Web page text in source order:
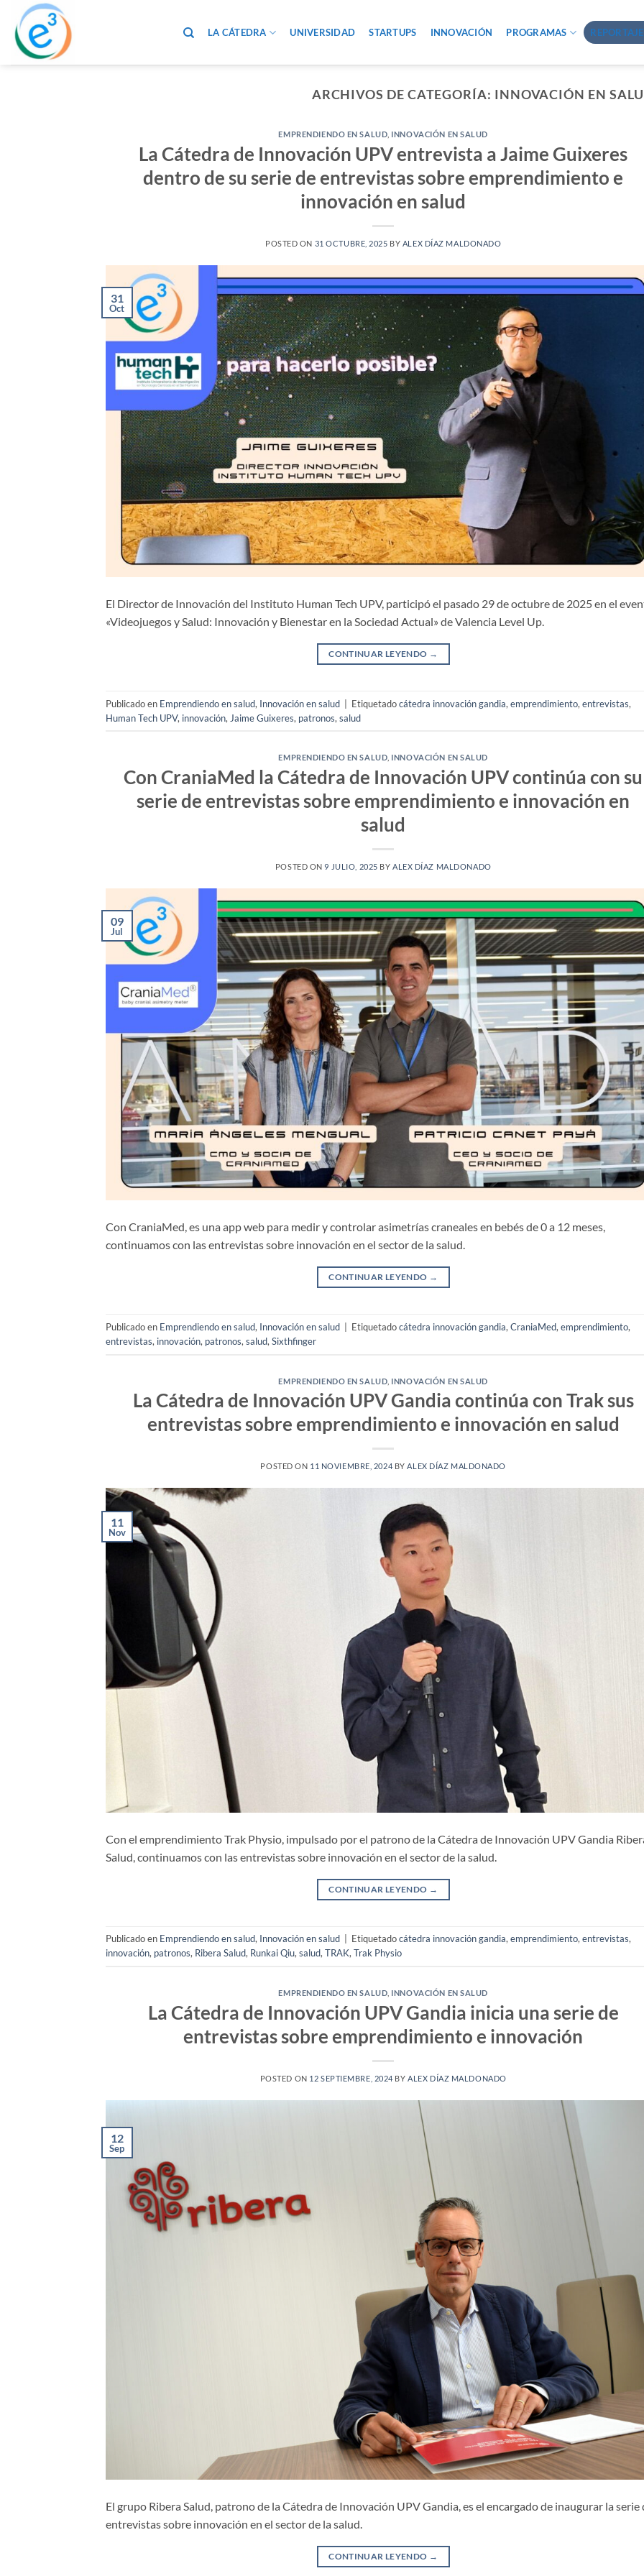
Saltar
contenido
LA CÁTEDRA UNIVERSIDAD STARTUPS INNOVACIÓN PROGRAMAS
ARCHIVOS DE CATEGORÍA: INNOVACIÓN EN
EMPRENDIENDO EN SALUD INNOVACIÓN EN SALUD
La Cátedra de Innovación UPV entrevista a Jaime Guixeres
dentro de su serie de entrevistas sobre emprendimiento e
innovación en salud
POSTED ON 31 OCTUBRE, 2025 BY ALEX DÍAZ MALDONADO
31
Oct
El Director de Innovación del Instituto Human Tech UPV, participó el pasado 29 de octubre de 2025 en el
«Videojuegos y Salud: Innovación y Bienestar en la Sociedad Actual» de Valencia Level Up.
CONTINUAR LEYENDO →
Publicado en Emprendiendo en salud, Innovación en salud Etiquetadocátedra innovación gandia, emprendimiento, entrevistas,
Human Tech UPV, innovación, Jaime Guixeres, patronos, salud
EMPRENDIENDO EN SALUD INNOVACIÓN EN SALUD
Con CraniaMed la Cátedra de Innovación UPV continúa con su
serie de entrevistas sobre emprendimiento e innovación en
salud
POSTED ON9 JULIO, 2025 BY ALEX DÍAZ MALDONADO
09
Jul
Con CraniaMed, es una app web para medir y controlar asimetrías craneales en bebés de 0 a 12 meses,
continuamos con las entrevistas sobre innovación en el sector de la salud.
CONTINUAR LEYENDO →
Publicado en Emprendiendo en salud, Innovación en salud Etiquetadocátedra innovación gandia, CraniaMed, emprendimiento,
entrevistas, innovación, patronos, salud, Sixthfinger
EMPRENDIENDO EN SALUD INNOVACIÓN EN SALUD
La Cátedra de Innovación UPV Gandia continúa con Trak sus
entrevistas sobre emprendimiento e innovación en salud
POSTED ON 11 NOVIEMBRE, 2024 BYALEX DÍAZ MALDONADO
11
Nov
Con el emprendimiento Trak Physio, impulsado por el patrono de la Cátedra de Innovación UPV Gandia
Salud, continuamos con las entrevistas sobre innovación en el sector de la salud.
CONTINUAR LEYENDO →
Publicado en Emprendiendo en salud, Innovación en salud Etiquetadocátedra innovación gandia,emprendimiento,entrevistas,
innovación, patronos, Ribera Salud, Runkai Qiu,salud,TRAK,Trak Physio
EMPRENDIENDO EN SALUD INNOVACIÓN EN SALUD
La Cátedra de Innovación UPV Gandia inicia una serie de
entrevistas sobre emprendimiento e innovación
POSTED ON 12 SEPTIEMBRE, 2024 BYALEX DÍAZ MALDONADO
12
Sep
El grupo Ribera Salud, patrono de la Cátedra de Innovación UPV Gandia, es el encargado de inaugurar la serie
entrevistas sobre innovación en el sector de la salud.
CONTINUAR LEYENDO →